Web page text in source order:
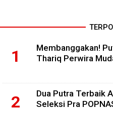
Membanggakan!
Thariq Perwira
Dua Putra Terbaik
Seleksi Pra